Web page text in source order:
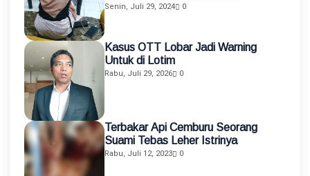
Senin, Juli 29, 2024 0
Kasus OTT Lobar Jadi Warning
Untuk di Lotim
Rabu, Juli 29, 2026 0
Terbakar Api Cemburu Seorang
Suami Tebas Leher Istrinya
Rabu, Juli 12, 2023 0